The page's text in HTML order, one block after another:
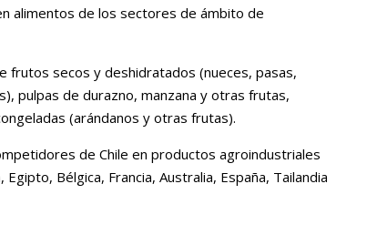
alimentos de los sectores de ámbito de
frutos secos y deshidratados (nueces, pasas,
pulpas de durazno, manzana y otras frutas,
(arándanos y otras frutas).
de Chile en productos agroindustriales
Bélgica, Francia, Australia, España, Tailandia